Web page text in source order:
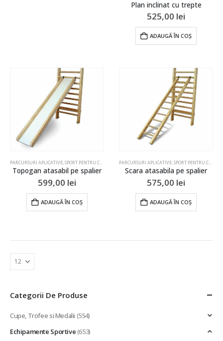
Plan inclinat cu trepte
525,00 lei
ADAUGĂ ÎN COȘ
PARCURSURI APLICATIVE,SPORT PENTRU COPII
Topogan atasabil pe spalier
599,00 lei
ADAUGĂ ÎN COȘ
PARCURSURI APLICATIVE,SPORT PENTRU COPII
Scara atasabila pe spalier
575,00 lei
ADAUGĂ ÎN COȘ
Categorii De Produse
Cupe, Trofee si Medalii (554)
Echipamente Sportive(653)